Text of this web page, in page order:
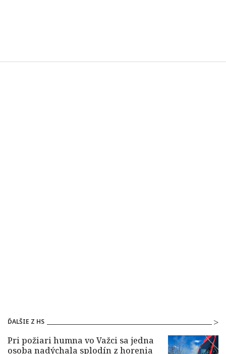
ĎALŠIE Z HS
Pri požiari humna vo Važci sa jedna
osoba nadýchala splodín z horenia